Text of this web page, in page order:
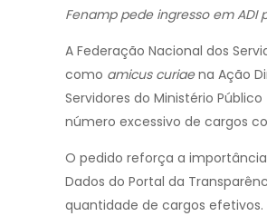
Fenamp pede ingresso em ADI
A Federação Nacional dos
como amicus curiaena Ação
Servidores do Ministério
número excessivo de cargos
O pedido reforça a
Dados do Portal da
quantidade de cargos efetivos.